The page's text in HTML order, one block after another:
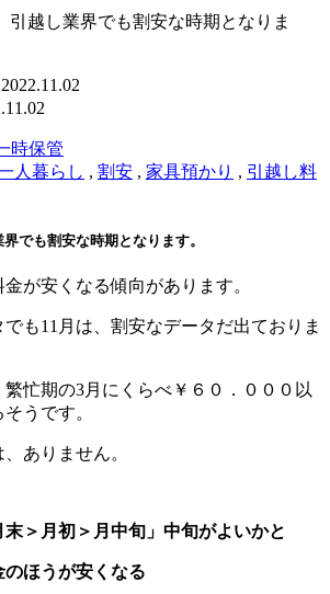
越し業界でも割安な時期となりま
時保管
人暮らし , 割安 , 家具預かり , 引越し料
でも割安な時期となります。
が安くなる傾向があります。
も11月は、割安なデータだ出ておりま
忙期の3月にくらべ￥６０．０００以
うです。
ありません。
末＞月初＞月中旬」中旬がよいかと
のほうが安くなる